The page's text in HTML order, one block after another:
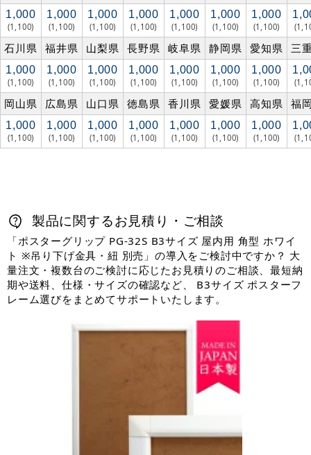
1,000
(1,100)
1,000
(1,100)
1,000
(1,100)
1,000
(1,100)
1,000
(1,100)
1,000
(1,100)
1,000
(1,100)
石川県 福井県 山梨県 長野県 岐阜県 静岡県 愛知県 三
1,000
(1,100)
1,000
(1,100)
1,000
(1,100)
1,000
(1,100)
1,000
(1,100)
1,000
(1,100)
1,000
(1,100)
岡山県 広島県 山口県 徳島県 香川県 愛媛県 高知県 福
1,000
(1,100)
1,000
(1,100)
1,000
(1,100)
1,000
(1,100)
1,000
(1,100)
1,000
(1,100)
1,000
(1,100)
製品に関するお見積り・ご相談
「ポスターグリップ PG-32S B3サイズ 屋内用 角型 ホワイ
ト ※吊り下げ金具・紐 別売」の導入をご検討中ですか？ 大
量注文・複数台のご検討に応じたお見積りのご相談、最短納
期や送料、仕様・サイズの確認など、 B3サイズ ポスターフ
レーム選びをまとめてサポートいたします。